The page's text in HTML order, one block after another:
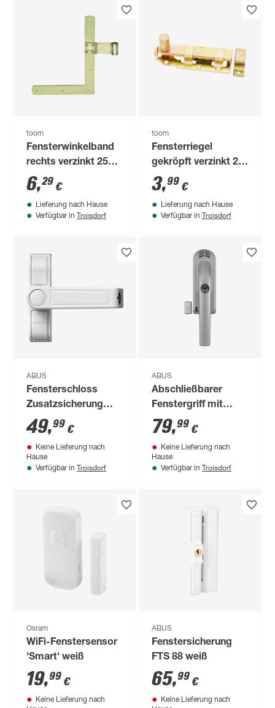
toom
Fensterwinkelband
rechts verzinkt 250 x
200 x 30 mm
6,29 €
Lieferung nach Hause
Verfügbar in Troisdorf
toom
Fensterriegel
gekröpft verzinkt 2,5
x 6 cm
3,99 €
Lieferung nach Hause
Verfügbar in Troisdorf
ABUS
Fensterschloss
Zusatzsicherung
2410 W weiß
49,99 €
Keine Lieferung nach
Hause
Verfügbar in Troisdorf
ABUS
Abschließbarer
Fenstergriff mit
Alarmsystem 110
dBA
79,99 €
Keine Lieferung nach
Hause
Verfügbar in Troisdorf
Osram
WiFi-Fenstersensor
'Smart' weiß
19,99 €
Keine Lieferung nach
ABUS
Fenstersicherung
FTS 88 weiß
65,99 €
Keine Lieferung nach